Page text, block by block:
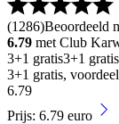
(1286)Beoordeeld
6.79 met Club
3+1 gratis3+1 gratis
3+1 gratis,
6.79
Prijs: 6.79 euro